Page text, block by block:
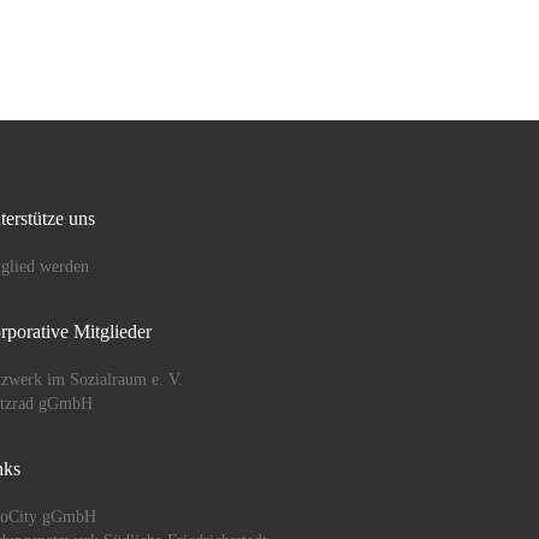
uns
werden
Mitglieder
im Sozialraum e. V.
gGmbH
gGmbH